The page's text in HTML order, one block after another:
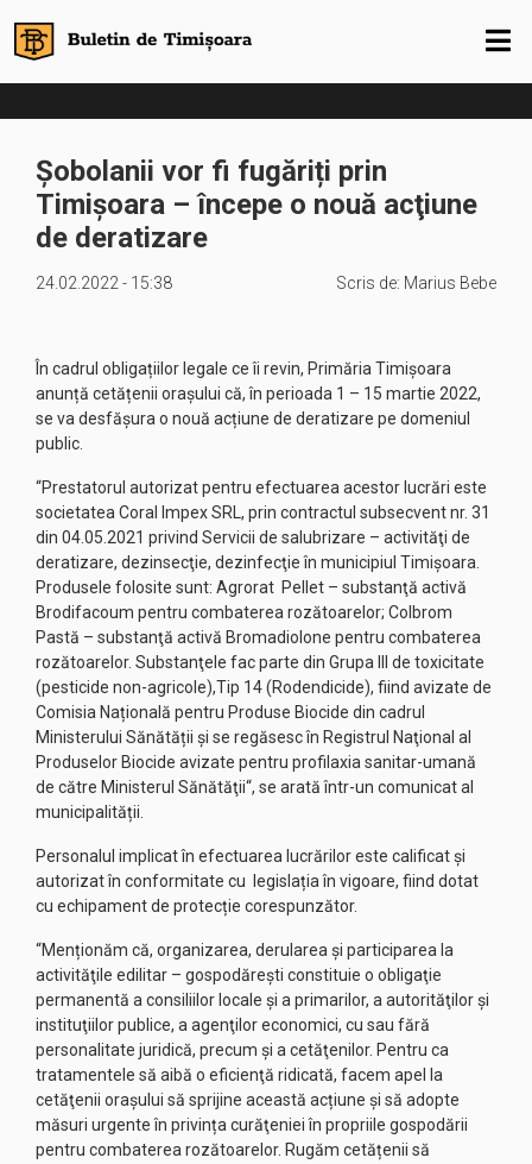
Șobolanii vor fi fugăriți prin
Timișoara – începe o nouă acţiune
de deratizare
24.02.2022 - 15:38 Scris de: Marius Bebe
În cadrul obligațiilor legale ce îi revin, Primăria Timişoara
anunță cetățenii orașului că, în perioada 1 – 15 martie 2022,
se va desfășura o nouă acțiune de deratizare pe domeniul
public.
“Prestatorul autorizat pentru efectuarea acestor lucrări este
societatea Coral Impex SRL, prin contractul subsecvent nr. 31
din 04.05.2021 privind Servicii de salubrizare – activităţi de
deratizare, dezinsecţie, dezinfecţie în municipiul Timişoara.
Produsele folosite sunt: Agrorat Pellet – substanţă activă
Brodifacoum pentru combaterea rozătoarelor; Colbrom
Pastă – substanţă activă Bromadiolone pentru combaterea
rozătoarelor. Substanţele fac parte din Grupa III de toxicitate
(pesticide non-agricole),Tip 14 (Rodendicide), fiind avizate de
Comisia Națională pentru Produse Biocide din cadrul
Ministerului Sănătății şi se regăsesc în Registrul Naţional al
Produselor Biocide avizate pentru profilaxia sanitar-umană
de către Ministerul Sănătăţii“, se arată într-un comunicat al
municipalității.
Personalul implicat în efectuarea lucrărilor este calificat și
autorizat în conformitate cu legislația în vigoare, fiind dotat
cu echipament de protecție corespunzător.
“Menționăm că, organizarea, derularea şi participarea la
activităţile edilitar – gospodăreşti constituie o obligaţie
permanentă a consiliilor locale şi a primarilor, a autorităţilor şi
instituţiilor publice, a agenţilor economici, cu sau fără
personalitate juridică, precum şi a cetăţenilor. Pentru ca
tratamentele să aibă o eficienţă ridicată, facem apel la
cetăţenii orașului să sprijine această acțiune și să adopte
măsuri urgente în privința curăţeniei în propriile gospodării
pentru combaterea rozătoarelor. Rugăm cetățenii să